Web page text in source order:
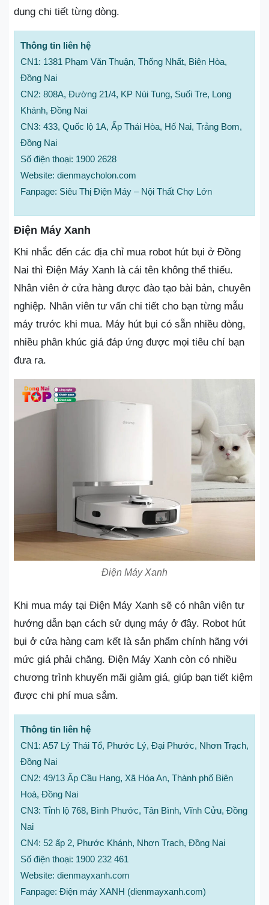
dụng chi tiết từng dòng.
Thông tin liên hệ
CN1: 1381 Phạm Văn Thuận, Thống Nhất, Biên Hòa,
Đồng Nai
CN2: 808A, Đường 21/4, KP Núi Tung, Suối Tre, Long
Khánh, Đồng Nai
CN3: 433, Quốc lộ 1A, Ấp Thái Hòa, Hố Nai, Trảng Bom,
Đồng Nai
Số điện thoại: 1900 2628
Website: dienmaycholon.com
Fanpage: Siêu Thị Điện Máy – Nội Thất Chợ Lớn
Điện Máy Xanh
Khi nhắc đến các địa chỉ mua robot hút bụi ở Đồng
Nai thì Điện Máy Xanh là cái tên không thể thiếu.
Nhân viên ở cửa hàng được đào tạo bài bản, chuyên
nghiệp. Nhân viên tư vấn chi tiết cho bạn từng mẫu
máy trước khi mua. Máy hút bụi có sẵn nhiều dòng,
nhiều phân khúc giá đáp ứng được mọi tiêu chí bạn
đưa ra.
Điện Máy Xanh
Khi mua máy tại Điện Máy Xanh sẽ có nhân viên tư
hướng dẫn bạn cách sử dụng máy ở đây. Robot hút
bụi ở cửa hàng cam kết là sản phẩm chính hãng với
mức giá phải chăng. Điện Máy Xanh còn có nhiều
chương trình khuyến mãi giảm giá, giúp bạn tiết kiệm
được chi phí mua sắm.
Thông tin liên hệ
CN1: A57 Lý Thái Tổ, Phước Lý, Đại Phước, Nhơn Trạch,
Đồng Nai
CN2: 49/13 Ấp Cầu Hang, Xã Hóa An, Thành phố Biên
Hoà, Đồng Nai
CN3: Tỉnh lộ 768, Bình Phước, Tân Bình, Vĩnh Cửu, Đồng
Nai
CN4: 52 ấp 2, Phước Khánh, Nhơn Trạch, Đồng Nai
Số điện thoại: 1900 232 461
Website: dienmayxanh.com
Fanpage: Điện máy XANH (dienmayxanh.com)